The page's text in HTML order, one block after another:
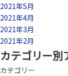
2021年5月
2021年4月
2021年3月
2021年2月
カテゴリー別
カテゴリー